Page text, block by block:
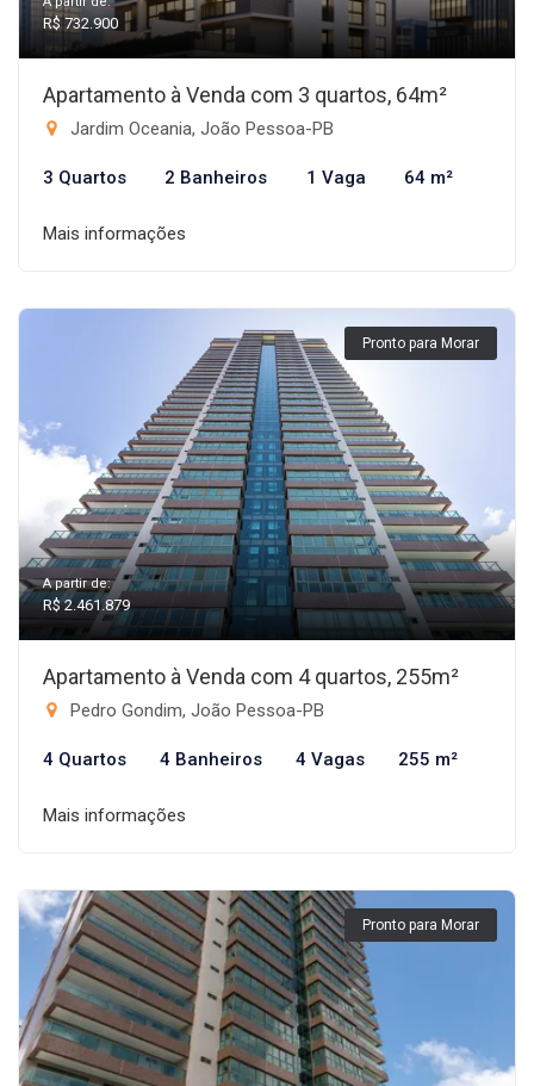
R$ 732.900
Apartamento à Venda com 3 quartos, 64m²
Jardim Oceania, João Pessoa-PB
3 Quartos 2 Banheiros 1 Vaga 64 m²
Mais informações
Pronto para Morar
A partir de:
R$ 2.461.879
Apartamento à Venda com 4 quartos, 255m²
Pedro Gondim, João Pessoa-PB
4 Quartos 4 Banheiros 4 Vagas 255 m²
Mais informações
Pronto para Morar